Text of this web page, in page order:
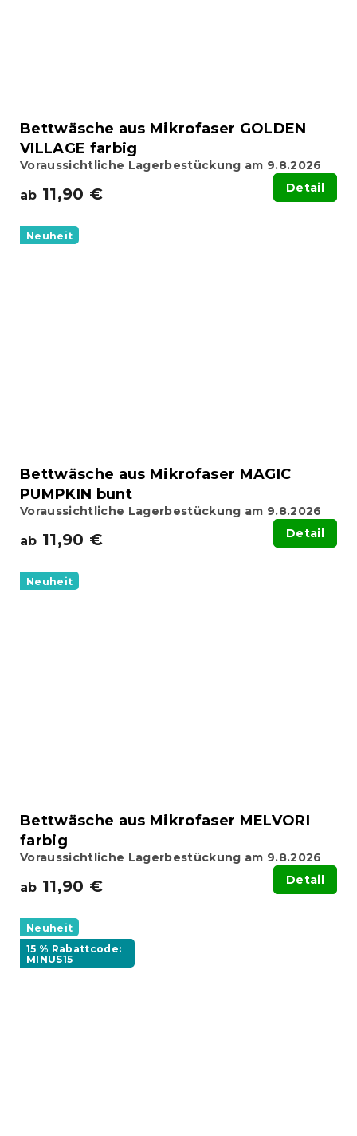
Bettwäsche aus Mikrofaser GOLDEN
VILLAGE farbig
Voraussichtliche Lagerbestückung am 9.8.2026
ab 11,90 € Detail
Neuheit
Bettwäsche aus Mikrofaser MAGIC
PUMPKIN bunt
Voraussichtliche Lagerbestückung am 9.8.2026
ab 11,90 € Detail
Neuheit
Bettwäsche aus Mikrofaser MELVORI
farbig
Voraussichtliche Lagerbestückung am 9.8.2026
ab 11,90 € Detail
Neuheit
15 % Rabattcode:
MINUS15